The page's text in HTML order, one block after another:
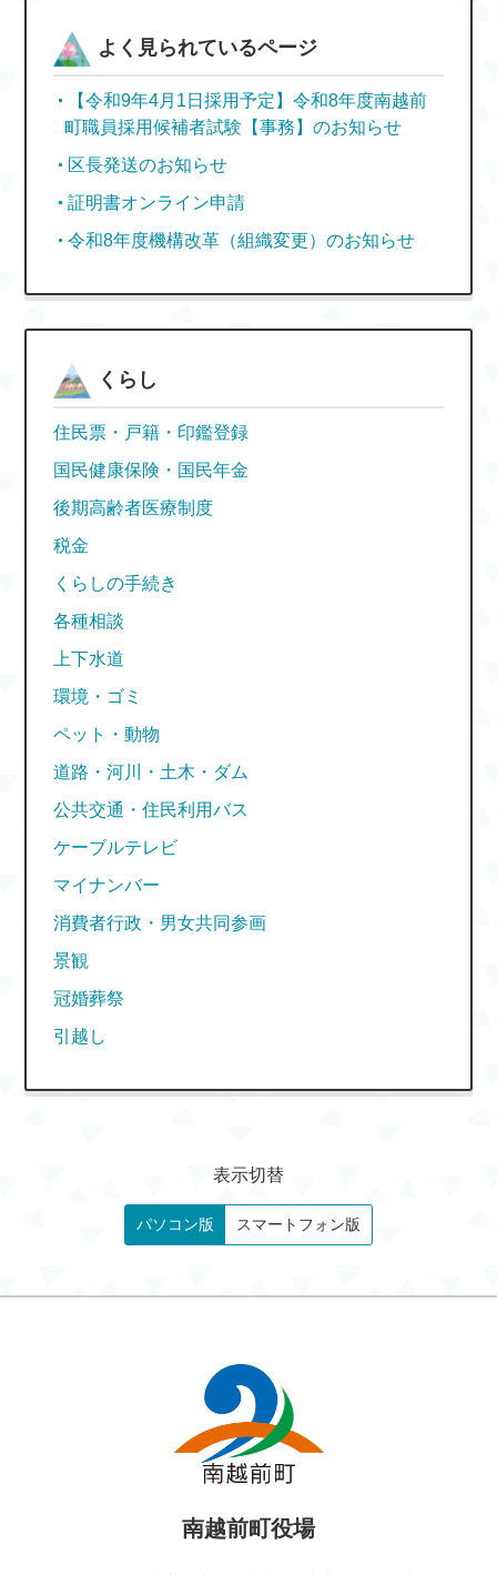
よく見られているページ
【令和9年4月1日採用予定】令和8年度南越前
町職員採用候補者試験【事務】のお知らせ
区長発送のお知らせ
証明書オンライン申請
令和8年度機構改革（組織変更）のお知らせ
くらし
住民票・戸籍・印鑑登録
国民健康保険・国民年金
後期高齢者医療制度
税金
くらしの手続き
各種相談
上下水道
環境・ゴミ
ペット・動物
道路・河川・土木・ダム
公共交通・住民利用バス
ケーブルテレビ
マイナンバー
消費者行政・男女共同参画
景観
冠婚葬祭
引越し
表示切替
パソコン版 スマートフォン版
南越前町役場